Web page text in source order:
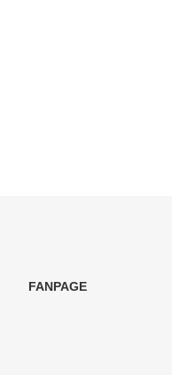
FANPAGE